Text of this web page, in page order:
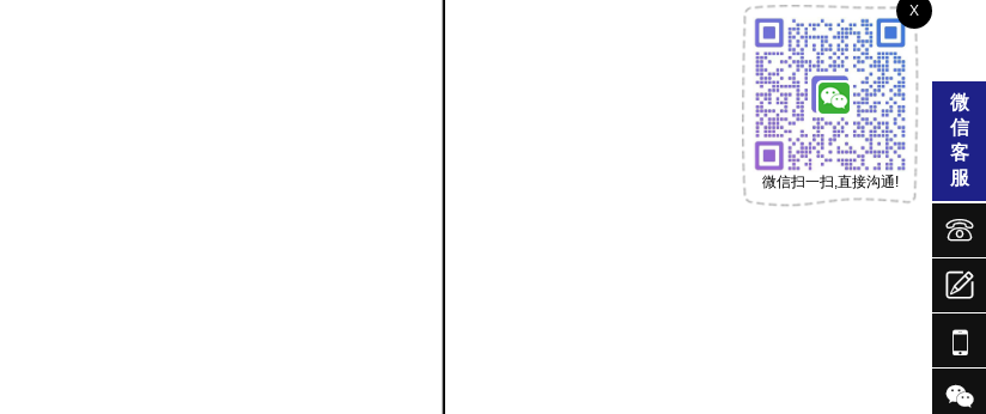
微
信
客
服
X
微信扫一扫,直接沟通!




